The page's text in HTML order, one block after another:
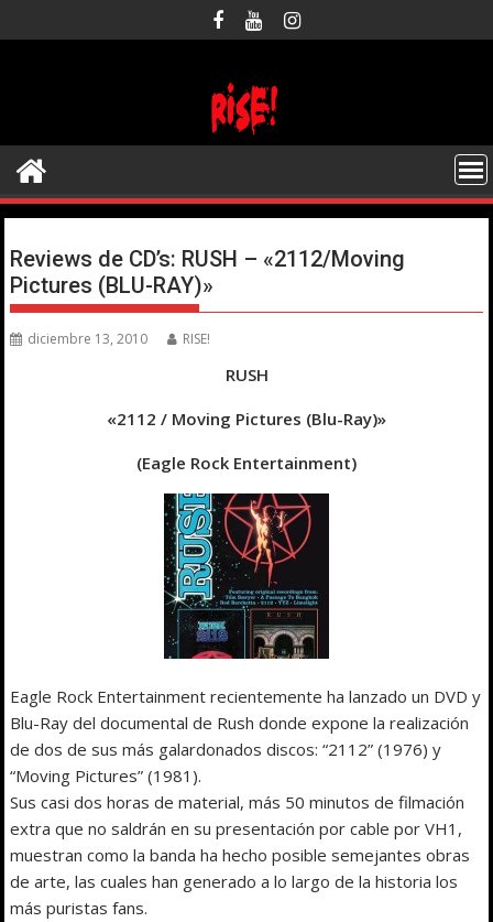
al
Reviews de CD’s: RUSH – «2112/Moving
Pictures (BLU-RAY)»
diciembre 13, 2010 RISE!
RUSH
«2112 / Moving Pictures (Blu-Ray)»
(Eagle Rock Entertainment)
Eagle Rock Entertainment recientemente ha lanzado un DVD y
Blu-Ray del documental de Rush donde expone la realización
de dos de sus más galardonados discos: “2112” (1976) y
“Moving Pictures” (1981).
Sus casi dos horas de material, más 50 minutos de filmación
extra que no saldrán en su presentación por cable por VH1,
muestran como la banda ha hecho posible semejantes obras
de arte, las cuales han generado a lo largo de la historia los
más puristas fans.